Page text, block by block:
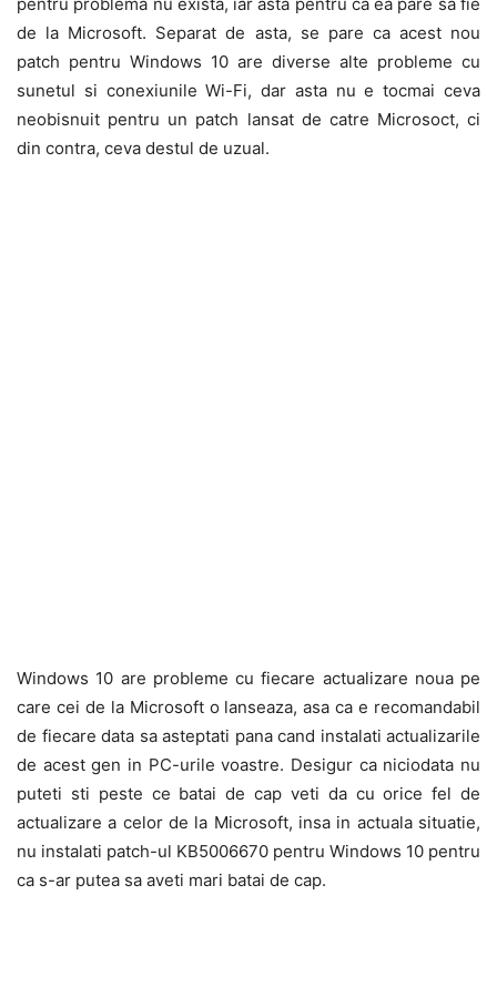
de la Microsoft. Separat de asta, se pare ca acest nou
patch pentru Windows 10 are diverse alte probleme cu
sunetul si conexiunile Wi-Fi, dar asta nu e tocmai ceva
neobisnuit pentru un patch lansat de catre Microsoct, ci
din contra, ceva destul de uzual.
Windows 10 are probleme cu fiecare actualizare noua pe
care cei de la Microsoft o lanseaza, asa ca e recomandabil
de fiecare data sa asteptati pana cand instalati actualizarile
de acest gen in PC-urile voastre. Desigur ca niciodata nu
puteti sti peste ce batai de cap veti da cu orice fel de
actualizare a celor de la Microsoft, insa in actuala situatie,
nu instalati patch-ul KB5006670 pentru Windows 10 pentru
ca s-ar putea sa aveti mari batai de cap.